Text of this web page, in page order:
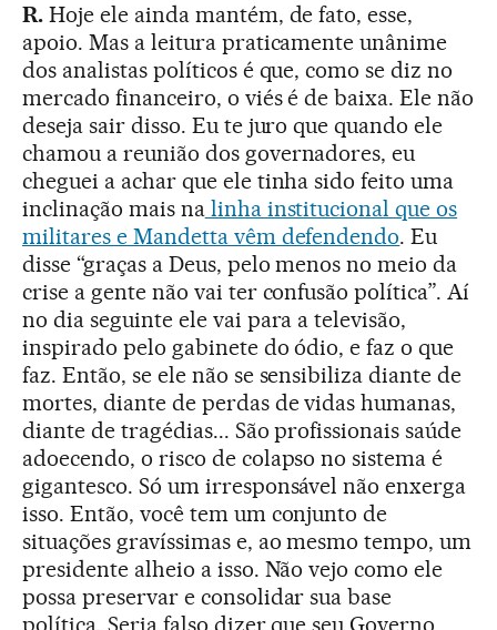
R. Hoje ele ainda mantém, de fato, esse,
apoio. Mas a leitura praticamente unânime
dos analistas políticos é que, como se diz no
mercado financeiro, o viés é de baixa. Ele não
deseja sair disso. Eu te juro que quando ele
chamou a reunião dos governadores, eu
cheguei a achar que ele tinha sido feito uma
inclinação mais nalinha institucional que os
militares e Mandetta vêm defendendo. Eu
disse “graças a Deus, pelo menos no meio da
crise a gente não vai ter confusão política”. Aí
no dia seguinte ele vai para a televisão,
inspirado pelo gabinete do ódio, e faz o que
faz. Então, se ele não se sensibiliza diante de
mortes, diante de perdas de vidas humanas,
diante de tragédias... São profissionais saúde
adoecendo, o risco de colapso no sistema é
gigantesco. Só um irresponsável não enxerga
isso. Então, você tem um conjunto de
situações gravíssimas e, ao mesmo tempo, um
presidente alheio a isso. Não vejo como ele
possa preservar e consolidar sua base
política. Seria falso dizer que seu Governo